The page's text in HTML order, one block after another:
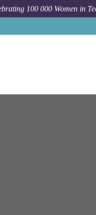
100 000 Women in